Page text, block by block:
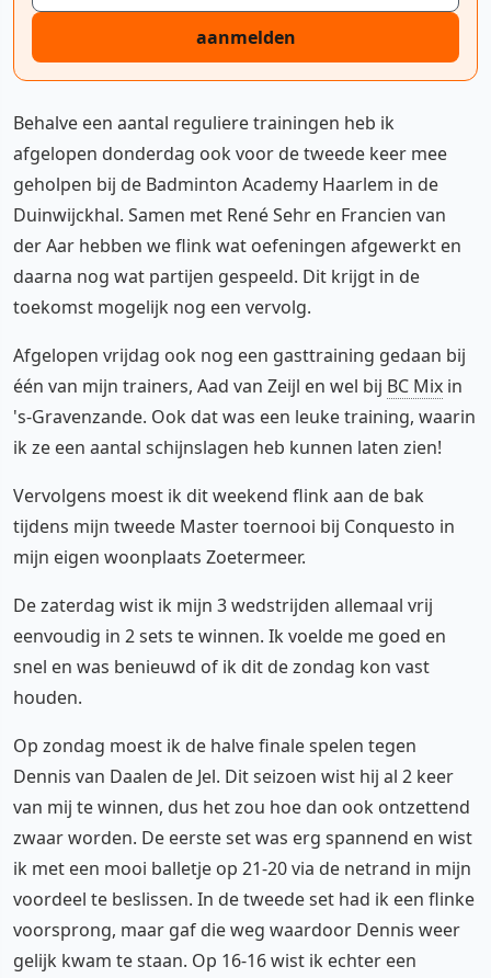
aanmelden
Behalve een aantal reguliere trainingen heb ik
afgelopen donderdag ook voor de tweede keer mee
geholpen bij de Badminton Academy Haarlem in de
Duinwijckhal. Samen met René Sehr en Francien van
der Aar hebben we flink wat oefeningen afgewerkt en
daarna nog wat partijen gespeeld. Dit krijgt in de
toekomst mogelijk nog een vervolg.
Afgelopen vrijdag ook nog een gasttraining gedaan bij
één van mijn trainers, Aad van Zeijl en wel bij BC Mix in
's-Gravenzande. Ook dat was een leuke training, waarin
ik ze een aantal schijnslagen heb kunnen laten zien!
Vervolgens moest ik dit weekend flink aan de bak
tijdens mijn tweede Master toernooi bij Conquesto in
mijn eigen woonplaats Zoetermeer.
De zaterdag wist ik mijn 3 wedstrijden allemaal vrij
eenvoudig in 2 sets te winnen. Ik voelde me goed en
snel en was benieuwd of ik dit de zondag kon vast
houden.
Op zondag moest ik de halve finale spelen tegen
Dennis van Daalen de Jel. Dit seizoen wist hij al 2 keer
van mij te winnen, dus het zou hoe dan ook ontzettend
zwaar worden. De eerste set was erg spannend en wist
ik met een mooi balletje op 21-20 via de netrand in mijn
voordeel te beslissen. In de tweede set had ik een flinke
voorsprong, maar gaf die weg waardoor Dennis weer
gelijk kwam te staan. Op 16-16 wist ik echter een